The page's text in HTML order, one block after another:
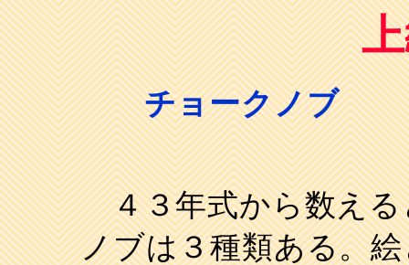
チョークノブ
４３年式から数える
ノブは３種類ある。